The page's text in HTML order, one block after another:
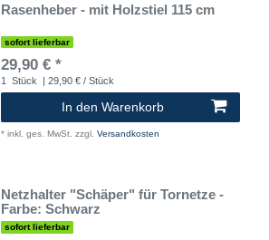
Rasenheber - mit Holzstiel 115 cm
sofort lieferbar
29,90 € *
1 Stück | 29,90 € / Stück
In den Warenkorb
* inkl. ges. MwSt. zzgl. Versandkosten
Netzhalter "Schäper" für Tornetze -
Farbe: Schwarz
sofort lieferbar